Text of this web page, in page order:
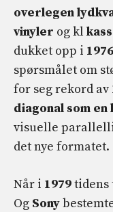
overlegen
vinyler og kl
dukket opp i 1976
spørsmålet om
for seg rekord av
diagonal som
visuelle
det nye formatet.
Når i 1979tidens
Og Sony